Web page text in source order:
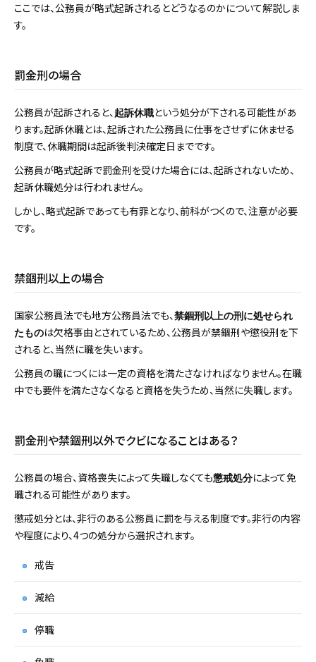
ここでは、公務員が略式起訴されるとどうなるのかについて解説しま
す。
罰金刑の場合
公務員が起訴されると、 起訴休職という処分が下される可能性があ
ります。起訴休職とは、起訴された公務員に仕事をさせずに休ませる
制度で、休職期間は起訴後判決確定日までです。
公務員が略式起訴で罰金刑を受けた場合には、起訴されないため、
起訴休職処分は行われません。
しかし、略式起訴であっても有罪となり、前科がつくので、注意が必要
です。
禁錮刑以上の場合
国家公務員法でも地方公務員法でも、禁錮刑以上の刑に処せられ
たものは欠格事由とされているため、公務員が禁錮刑や懲役刑を下
されると、当然に職を失います。
公務員の職につくには一定の資格を満たさなければなりません。在職
中でも要件を満たさなくなると資格を失うため、当然に失職します。
罰金刑や禁錮刑以外でクビになることはある？
公務員の場合、資格喪失によって失職しなくても懲戒処分によって免
職される可能性があります。
懲戒処分とは、非行のある公務員に罰を与える制度です。非行の内容
や程度により、4つの処分から選択されます。
戒告
減給
停職